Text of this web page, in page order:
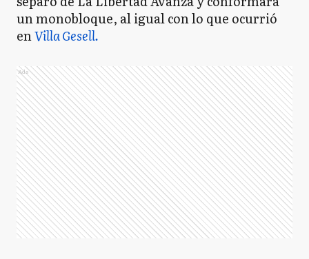
un monobloque, al igual con lo que ocurrió
enVilla Gesell.
Ads